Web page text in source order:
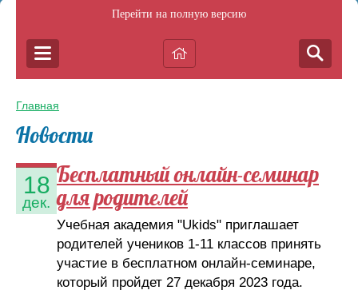
Перейти на полную версию
Главная
Новости
18
дек.
Бесплатный онлайн-семинар
для родителей
Учебная академия "Ukids" приглашает
родителей учеников 1-11 классов принять
участие в бесплатном онлайн-семинаре,
который пройдет 27 декабря 2023 года.